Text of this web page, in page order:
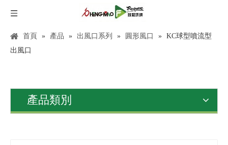
首頁 » 產品 » 出風口系列 » 圓形風口 » KC球型噴流型
出風口
產品類別